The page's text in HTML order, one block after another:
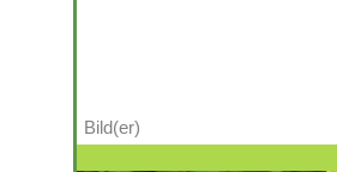
Bild(er)